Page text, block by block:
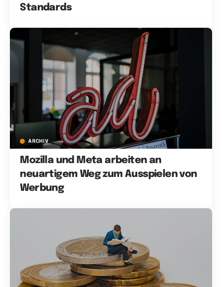
Standards
ARCHIV
Mozilla und Meta arbeiten an
neuartigem Weg zum Ausspielen von
Werbung